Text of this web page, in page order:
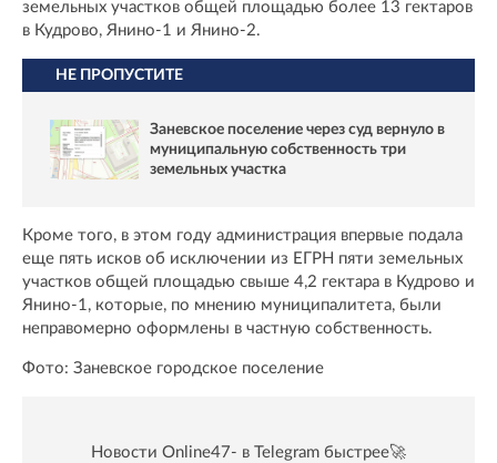
земельных участков общей площадью более 13 гектаров
в Кудрово, Янино-1 и Янино-2.
НЕ ПРОПУСТИТЕ
Заневское поселение через суд вернуло в
муниципальную собственность три
земельных участка
Кроме того, в этом году администрация впервые подала
еще пять исков об исключении из ЕГРН пяти земельных
участков общей площадью свыше 4,2 гектара в Кудрово и
Янино-1, которые, по мнению муниципалитета, были
неправомерно оформлены в частную собственность.
Фото: Заневское городское поселение
Новости Online47- в Telegram быстрее🚀